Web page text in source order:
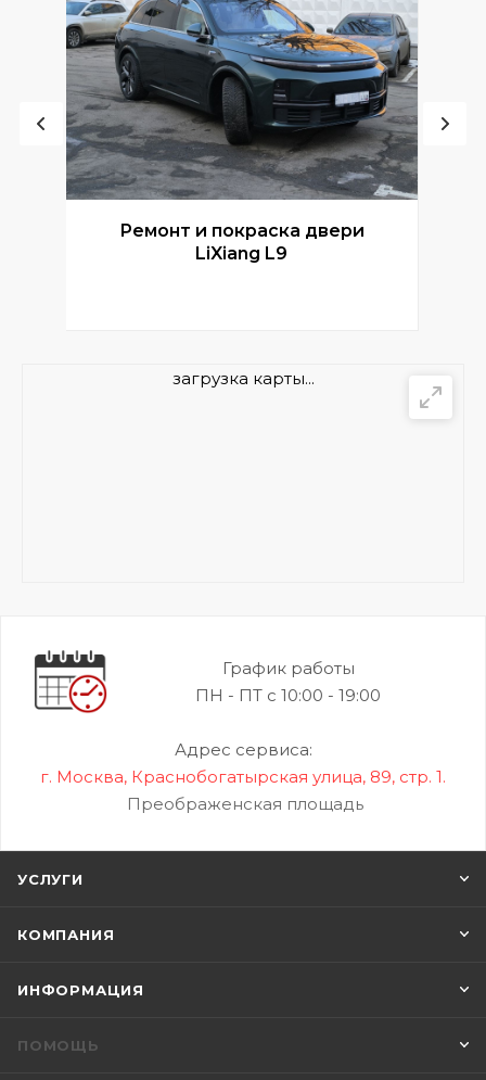
Ремонт и покраска двери
LiXiang L9
загрузка карты...
График работы
ПН - ПТ с 10:00 - 19:00
Адрес сервиса:
г. Москва, Краснобогатырская улица, 89, стр. 1.
Преображенская площадь
УСЛУГИ
КОМПАНИЯ
ИНФОРМАЦИЯ
ПОМОЩЬ